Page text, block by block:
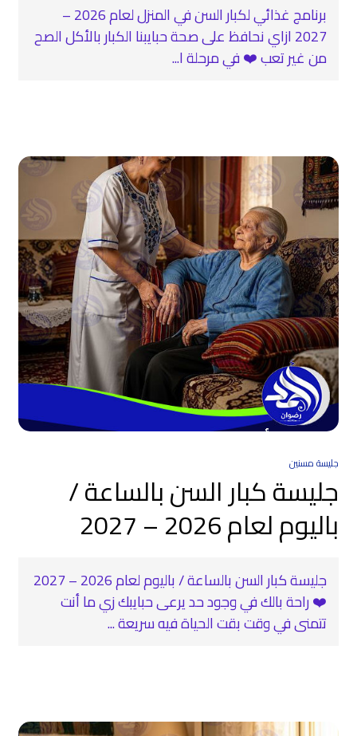
برنامج غذائي لكبار السن في المنزل لعام 2026 –
2027 ازاي نحافظ على صحة حبايبنا الكبار بالأكل الصح
من غير تعب ❤️‍ في مرحلة ا...
جليسة مسنين
جليسة كبار السن بالساعة /
باليوم لعام 2026 – 2027
جليسة كبار السن بالساعة / باليوم لعام 2026 – 2027
❤️ راحة بالك في وجود حد يرعى حبايبك زي ما أنت
تتمنى في وقت بقت الحياة فيه سريعة ...